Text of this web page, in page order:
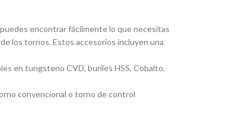
encontrar fácilmente lo que necesitas
los tornos. Estos accesorios incluyen una
en tungsteno CVD, buriles HSS, Cobalto,
convencional o torno de control